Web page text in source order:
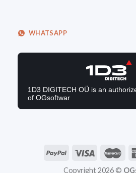
WHATSAPP
1D3 DIGITECH OÜ is an
of OGsoftwar
Copyright 2026 ©